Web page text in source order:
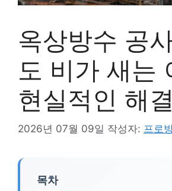
옥상방수 공
도 비가 새는
현실적인 해
2026년 07월 09일 작성자: 프로
목차